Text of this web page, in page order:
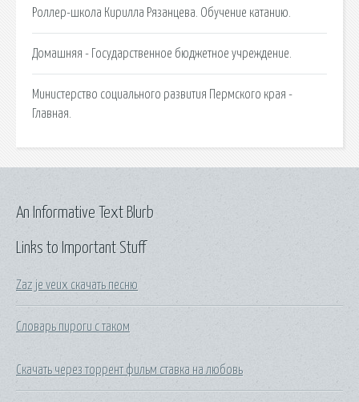
Роллер-школа Кирилла Рязанцева. Обучение катанию.
Домашняя - Государственное бюджетное учреждение.
Министерство социального развития Пермского края -
Главная.
Links to Important Stuff
Zaz je veux скачать песню
Словарь пироги с таком
Скачать через торрент фильм ставка на любовь
An Informative Text Blurb